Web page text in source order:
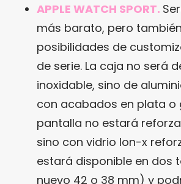
APPLE WATCH SPORT.
más barato, pero
posibilidades de
de serie. La caja no será
inoxidable, sino de
con acabados en plata o
pantalla no estará
sino con vidrio Ion-x
estará disponible en dos
nuevo 42 o 38 mm) y